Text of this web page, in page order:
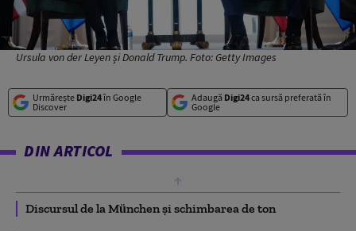
Ursula von der Leyen și Donald Trump. Foto: Getty Images
Urmărește Digi24în Google
Discover
Adaugă Digi24ca sursă preferată în
Google
DIN ARTICOL
Discursul de la München şi schimbarea de ton